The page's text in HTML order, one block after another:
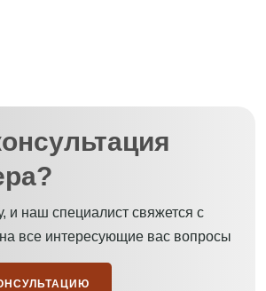
и наш специалист свяжется с
все интересующие вас вопросы